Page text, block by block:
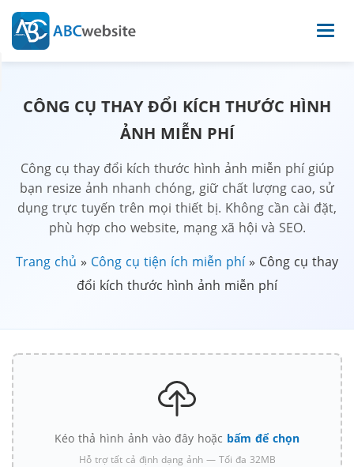
CÔNG CỤ THAY ĐỔI KÍCH THƯỚC HÌNH
ẢNH MIỄN PHÍ
Công cụ thay đổi kích thước hình ảnh miễn phí giúp
bạn resize ảnh nhanh chóng, giữ chất lượng cao, sử
dụng trực tuyến trên mọi thiết bị. Không cần cài đặt,
phù hợp cho website, mạng xã hội và SEO.
Trang chủ » Công cụ tiện ích miễn phí» Công cụ thay
đổi kích thước hình ảnh miễn phí
Kéo thả hình ảnh vào đây hoặc bấm để chọn
Hỗ trợ tất cả định dạng ảnh — Tối đa 32MB